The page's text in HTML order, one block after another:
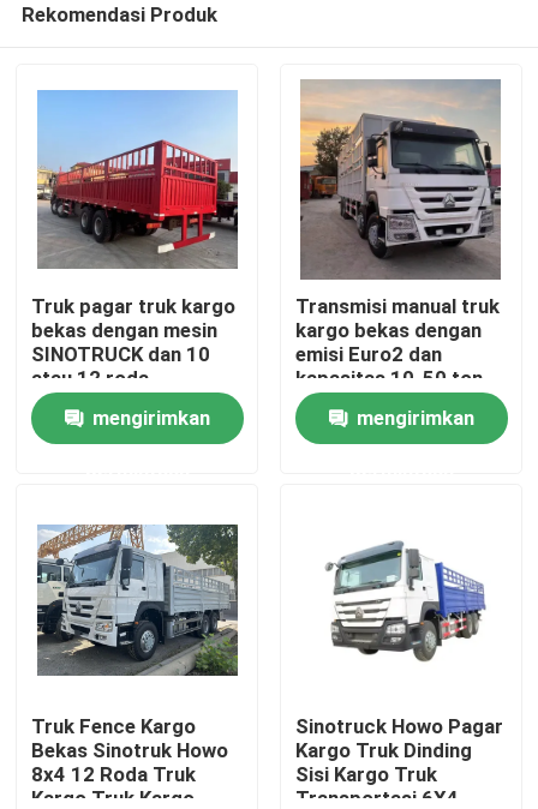
Produk
Video
Tur Pabrik
Rekomendasi Produk
Truk pagar truk kargo
bekas dengan mesin
SINOTRUCK dan 10
atau 12 roda
mengirimkan
Transmisi manual truk
kargo bekas dengan
emisi Euro2 dan
kapasitas 10-50 ton
mengirimkan
Truk Fence Kargo
Bekas Sinotruk Howo
8x4 12 Roda Truk
Kargo Truk Kargo
Sinotruck Howo Pagar
Kargo Truk Dinding
Sisi Kargo Truk
Transportasi 6X4